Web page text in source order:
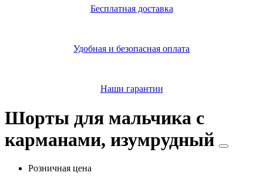
Бесплатная доставка
Удобная и безопасная оплата
Наши гарантии
Шорты для мальчика с
карманами, изумрудный
Розничная цена